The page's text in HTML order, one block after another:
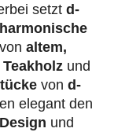
setzt d-
harmonische
von altem,
und
von d-
elegant den
Design und